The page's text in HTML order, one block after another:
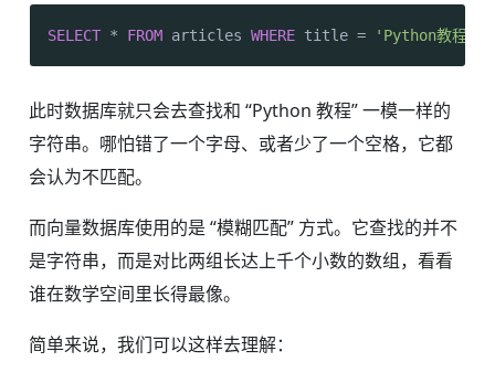
SELECT * FROM articles WHERE title = 'Python教程'
此时数据库就只会去查找和 “Python 教程” 一模一样的
字符串。哪怕错了一个字母、或者少了一个空格，它都
会认为不匹配。
而向量数据库使用的是 “模糊匹配” 方式。它查找的并不
是字符串，而是对比两组长达上千个小数的数组，看看
谁在数学空间里长得最像。
简单来说，我们可以这样去理解：